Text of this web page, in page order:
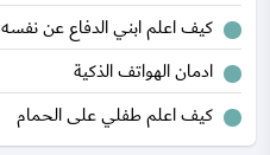
كيف اعلم ابني الدفاع عن نفسه
ادمان الهواتف الذكية
كيف اعلم طفلي على الحمام